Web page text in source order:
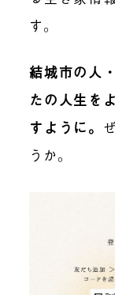
す。
結城市の人
たの人生を
すように。
うか。